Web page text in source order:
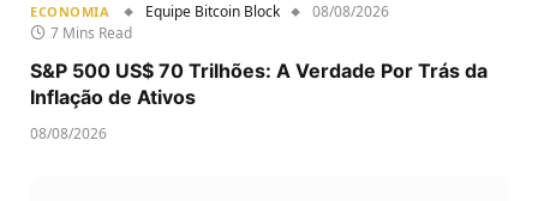
ECONOMIA Equipe Bitcoin Block
08/08/2026
7 Mins Read
S&P 500 US$ 70 Trilhões: A Verdade Por Trás da
Inflação de Ativos
08/08/2026